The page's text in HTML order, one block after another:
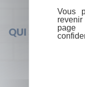
QUI SOMMES-
Vous